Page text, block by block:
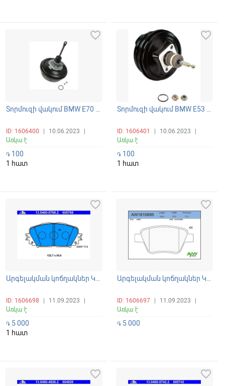
Տորմուզի վակում BMW E70 Նոր + Առաքում
ID: 1606400 10.06.2023
Առկա է
favorite_border
֏ 100
1 հատ
Տորմուզի վակում BMW E53 Նոր + Առաքում
ID: 1606401 10.06.2023
Առկա է
favorite_border
֏100
1 հատ
Արգելակման կոճղակներ Կալոդկա առջևի Yaris, Ractis 1999-2012
ID: 1606698 11.09.2023
Առկա է
favorite_border
֏ 5 000
1 հատ
Արգելակման կոճղակներ Կալոդկա հետևի G4, Jetta, Caddy, A3, Seat, Skoda 2004-2013
ID: 1606697 11.09.2023
Առկա է
favorite_border
֏5 000
favorite_border favorite_border